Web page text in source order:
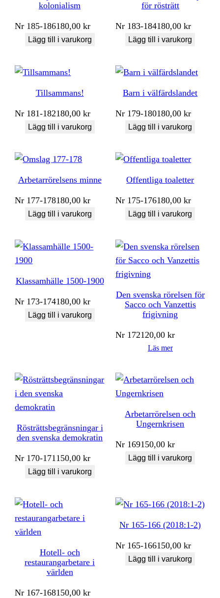
kolonialism
Nr 185-186180,00kr
Lägg till i varukorg
för rösträtt
Nr 183-184180,00kr
Lägg till i varukorg
Tillsammans!
Nr 181-182180,00kr
Lägg till i varukorg
Barn i välfärdslandet
Nr 179-180180,00kr
Lägg till i varukorg
Arbetarrörelsens minne
Nr 177-178180,00kr
Lägg till i varukorg
Offentliga toaletter
Nr 175-176180,00kr
Lägg till i varukorg
Klassamhälle 1500-1900
Nr 173-174180,00kr
Lägg till i varukorg
Den svenska rörelsen för
Sacco och Vanzettis
frigivning
Nr 172120,00kr
Läs mer
Rösträttsbegränsningar i
den svenska demokratin
Nr 170-171150,00kr
Lägg till i varukorg
Arbetarrörelsen och
Ungernkrisen
Nr 169150,00kr
Lägg till i varukorg
Hotell- och
restaurangarbetare i
världen
Nr 167-168150,00kr
Nr 165-166 (2018:1-2)
Nr 165-166150,00kr
Lägg till i varukorg